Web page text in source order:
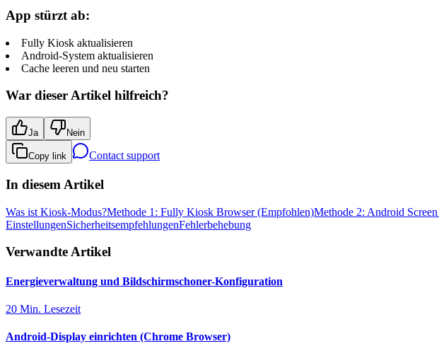
App stürzt ab:
Fully Kiosk aktualisieren
Android-System aktualisieren
Cache leeren und neu starten
War dieser Artikel hilfreich?
Ja Nein
Copy link Contact support
In diesem Artikel
Was ist Kiosk-Modus?Methode 1: Fully Kiosk Browser (Empfohlen)Methode 2: Android
EinstellungenSicherheitsempfehlungenFehlerbehebung
Verwandte Artikel
Energieverwaltung und Bildschirmschoner-Konfiguration
20 Min. Lesezeit
Android-Display einrichten (Chrome Browser)